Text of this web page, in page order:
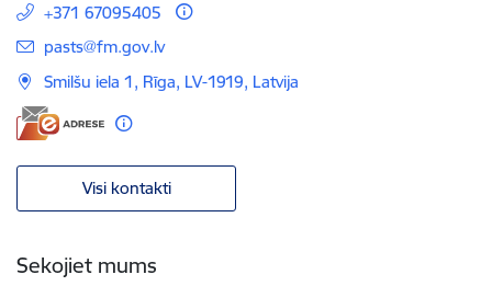
+371 67095405
E-pasts:
pasts@fm.gov.lv
Smilšu iela 1, Rīga, LV-1919, Latvija
Visi kontakti
Sekojiet mums